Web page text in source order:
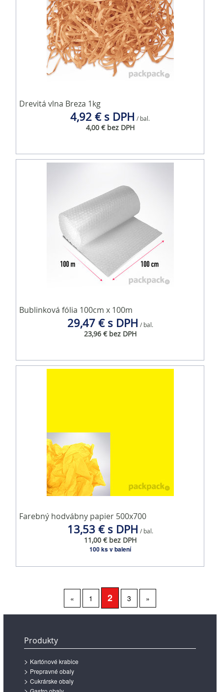
Drevitá vlna Breza 1kg
4,92 € s DPH / bal.
4,00 € bez DPH
Bublinková fólia 100cm x 100m
29,47 € s DPH / bal.
23,96 € bez DPH
Farebný hodvábny papier 500x700
13,53 € s DPH / bal.
11,00 € bez DPH
100 ks v balení
« 1 2 3 »
Produkty
Kartónové krabice
Prepravné obaly
Cukrárske obaly